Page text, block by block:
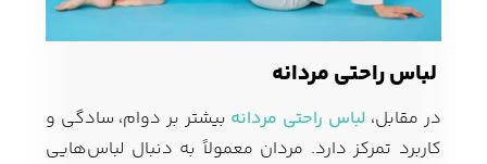
لباس راحتی مردانه
در مقابل، لباس راحتی مردانه بیشتر بر دوام، سادگی و
کاربرد تمرکز دارد. مردان معمولاً به دنبال لباس‌هایی